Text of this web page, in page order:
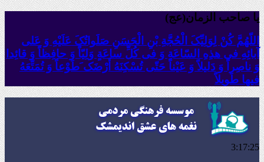
یا صاحب الزمان(عج)
اللّهُمَّ کُنْ لِوَلِیِّکَ الْحُجَّةِ بْنِ الْحَسَنِ صَلَواتُکَ عَلَیْهِ وَ عَلى
آبائِهِ فی هذِهِ السّاعَةِ وَ فی کُلِّ ساعَةٍ وَلِیّاً وَ حافِظاً وَ قائِدا
‏وَ ناصِراً وَ دَلیلاً وَ عَیْناً حَتّى تُسْکِنَهُ أَرْضَک َطَوْعاً وَ تُمَتِّعَهُ
فیها طَویلاً
3:17:26